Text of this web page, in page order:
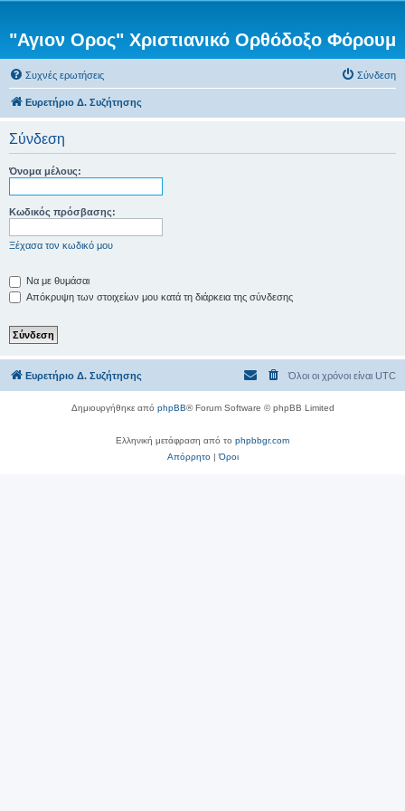
"Αγιον Ορος" Χριστιανικό Ορθόδοξο Φόρουμ
Συχνές ερωτήσεις Σύνδεση
Ευρετήριο Δ. Συζήτησης
Σύνδεση
Όνομα μέλους:
Κωδικός πρόσβασης:
Ξέχασα τον κωδικό μου
Να με θυμάσαι
Απόκρυψη των στοιχείων μου κατά τη διάρκεια της σύνδεσης
Ευρετήριο Δ. Συζήτησης Όλοι οι χρόνοι είναι UTC
Δημιουργήθηκε από phpBB® Forum Software © phpBB Limited
Ελληνική μετάφραση από το phpbbgr.com
Απόρρητο|Όροι